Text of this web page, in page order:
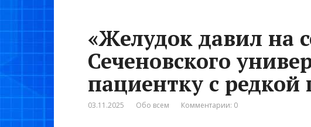
«Желудок давил на
Сеченовского
пациентку с редкой
03.11.2025 Обо всем Комментарии: 0